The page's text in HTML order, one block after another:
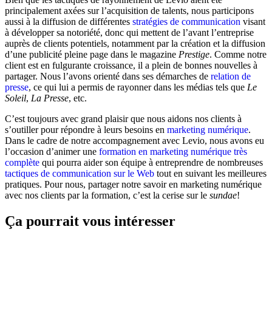
principalement axées sur l’acquisition de talents, nous participons
aussi à la diffusion de différentes stratégies de communication visant
à développer sa notoriété, donc qui mettent de l’avant l’entreprise
auprès de clients potentiels, notamment par la création et la diffusion
d’une publicité pleine page dans le magazine Prestige. Comme notre
client est en fulgurante croissance, il a plein de bonnes nouvelles à
partager. Nous l’avons orienté dans ses démarches de relation de
presse, ce qui lui a permis de rayonner dans les médias tels que Le
Soleil, La Presse, etc.
C’est toujours avec grand plaisir que nous aidons nos clients à
s’outiller pour répondre à leurs besoins en marketing numérique.
Dans le cadre de notre accompagnement avec Levio, nous avons eu
l’occasion d’animer une formation en marketing numérique très
complète qui pourra aider son équipe à entreprendre de nombreuses
tactiques de communication sur le Web tout en suivant les meilleures
pratiques. Pour nous, partager notre savoir en marketing numérique
avec nos clients par la formation, c’est la cerise sur le sundae!
Ça pourrait vous intéresser